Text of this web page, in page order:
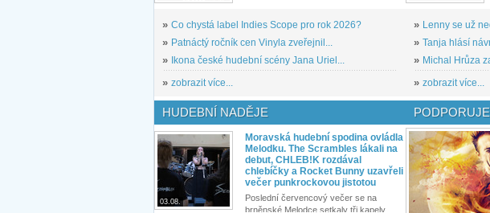
» Co chystá label Indies Scope pro rok 2026?
» Patnáctý ročník cen Vinyla zveřejnil...
»
Ikona české hudební scény Jana Uriel...
» zobrazit více...
» Lenny se už
» Tanja hlásí
» Michal Hrůza
» zobrazit více...
HUDEBNÍ NADĚJE
03.08.
Moravská hudební spodina ovládla
Melodku. The Scrambles lákali na
debut, CHLEB!K rozdával
chlebíčky a Rocket Bunny uzavřeli
večer punkrockovou jistotou
Poslední červencový večer se na
brněnské Melodce setkaly tři kapely...